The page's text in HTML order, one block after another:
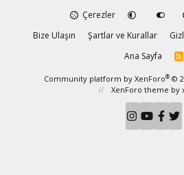
Çerezler
Bize Ulaşın
Şartlar ve Kurallar
Ana Sayfa
R
Community platform by XenForo® ©
XenForo theme by